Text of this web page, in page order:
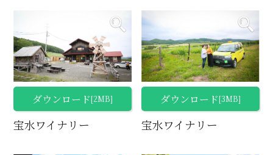
ダウンロード[2MB]
宝水ワイナリー
ダウンロード[3MB]
宝水ワイナリー